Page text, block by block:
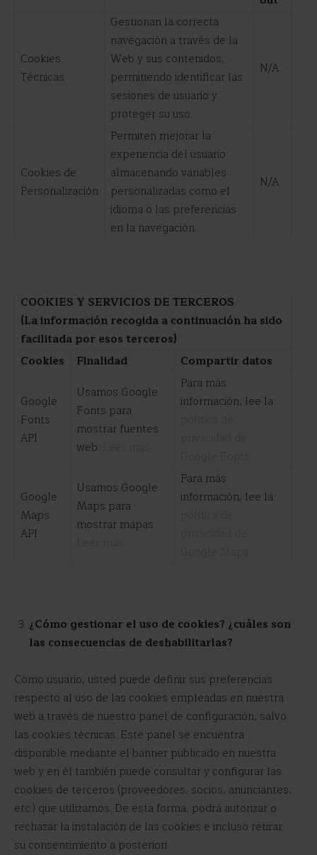
Cookies
Técnicas
Gestionan la correcta
navegación a través de la
Web y sus contenidos,
permitiendo identificar las
sesiones de usuario y
proteger su uso.
N/A
Cookies de
Personalización
Permiten mejorar la
experiencia del usuario
almacenando variables
personalizadas como el
idioma o las preferencias
en la navegación.
N/A
COOKIES Y SERVICIOS DE TERCEROS
(La información recogida a continuación ha sido
facilitada por esos terceros)
Cookies
Finalidad Compartir datos
Google
Fonts
API
Usamos Google
Fonts para
mostrar fuentes
web.
Para más
información, lee la
Google
Maps
API
Usamos Google
Maps para
mostrar mapas.
Para más
información, lee la
¿Cómo gestionar el uso de cookies? ¿cuáles son
las consecuencias de deshabilitarlas?
Como usuario, usted puede definir sus preferencias
respecto al uso de las cookies empleadas en nuestra
web a través de nuestro panel de configuración, salvo
las cookies técnicas. Este panel se encuentra
disponible mediante el banner publicado en nuestra
web y en él también puede consultar y configurar las
cookies de terceros (proveedores, socios, anunciantes,
etc.) que utilizamos. De esta forma, podrá autorizar o
rechazar la instalación de las cookies e incluso retirar
su consentimiento a posteriori.